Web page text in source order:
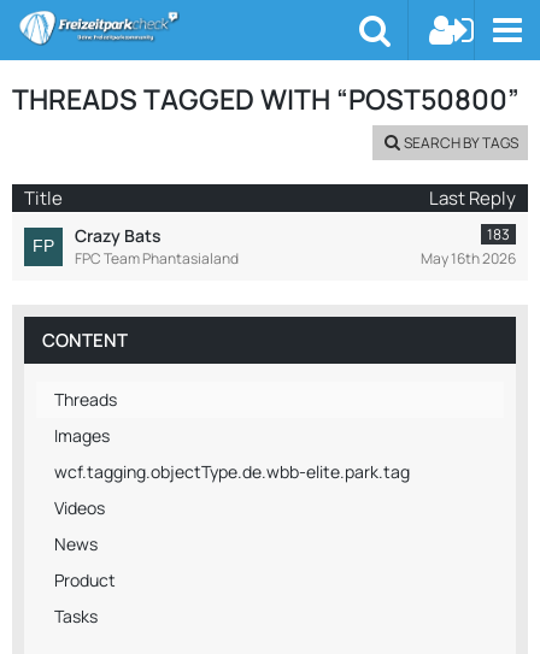
THREADS TAGGED WITH “POST50800”
SEARCH BY TAGS
Title Last Reply
Crazy Bats
183
FPC Team Phantasialand
May 16th 2026
CONTENT
Threads
Images
wcf.tagging.objectType.de.wbb-elite.park.tag
Videos
News
Product
Tasks